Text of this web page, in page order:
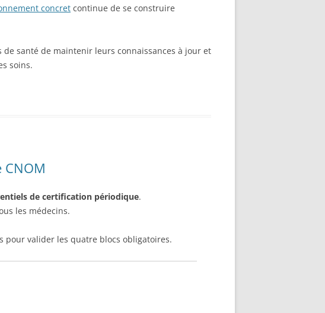
concret continue de se construire
de santé de maintenir leurs connaissances à jour et
soins.
de certification périodique.
les médecins.
pour valider les quatre blocs obligatoires.